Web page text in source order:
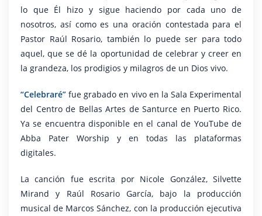
lo que Él hizo y sigue haciendo por cada uno de
nosotros, así como es una oración contestada para el
Pastor Raúl Rosario, también lo puede ser para todo
aquel, que se dé la oportunidad de celebrar y creer en
la grandeza, los prodigios y milagros de un Dios vivo.
“Celebraré” fue grabado en vivo en la Sala Experimental
del Centro de Bellas Artes de Santurce en Puerto Rico.
Ya se encuentra disponible en el canal de YouTube de
Abba Pater Worship y en todas las plataformas
digitales.
La canción fue escrita por Nicole González, Silvette
Mirand y Raúl Rosario García, bajo la producción
musical de Marcos Sánchez, con la producción ejecutiva